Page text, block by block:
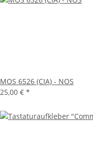
MOS 6526 (CIA) - NOS
25,00 € *